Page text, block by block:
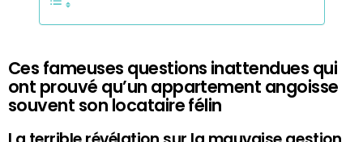
Ces fameuses questions inattendues qui
ont prouvé qu’un appartement angoisse
souvent son locataire félin